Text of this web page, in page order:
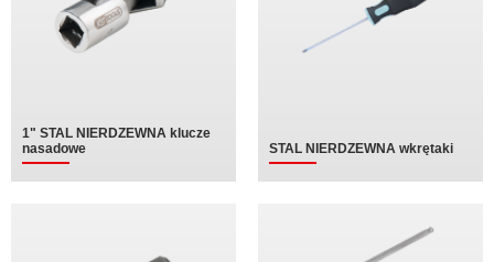
1" STAL NIERDZEWNA klucze
nasadowe
STAL NIERDZEWNA wkrętaki